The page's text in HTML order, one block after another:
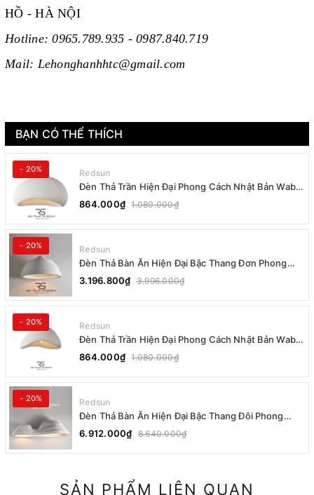
HỒ - HÀ NỘI
Hotline: 0965.789.935 - 0987.840.719
Mail: Lehonghanhhtc@gmail.com
BẠN CÓ THỂ THÍCH
- 20% Redsun
Đèn Thả Trần Hiện Đại Phong Cách Nhật Bản Wabi-
sabi CDT-T036 Dáng B
864.000₫ 1.080.000₫
- 20% Redsun
Đèn Thả Bàn Ăn Hiện Đại Bậc Thang Đơn Phong
Cách Nhật Bản Wabi-sabi DC-T078B
3.196.800₫ 3.996.000₫
- 20% Redsun
Đèn Thả Trần Hiện Đại Phong Cách Nhật Bản Wabi-
sabi CDT-T036 Dáng A
864.000₫ 1.080.000₫
- 20% Redsun
Đèn Thả Bàn Ăn Hiện Đại Bậc Thang Đôi Phong
Cách Nhật Bản Wabi-sabi DC-T078A
6.912.000₫ 8.640.000₫
SẢN PHẨM LIÊN QUAN